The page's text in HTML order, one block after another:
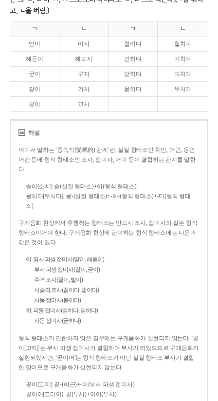
고, ㄴ을 버림.)
ㄱ ㄴ ㄱ ㄴ
맏이 마지 핥이다 할치다
해돋이 해도지 걷히다 거치다
굳이 구지 닫히다 다치다
같이 가치 묻히다 무치다
끝이 끄치
해설
여기서 말하는 ‘종속적(從屬的) 관계’란, 실질 형태소인 체언, 어근, 용언
어간 등에 형식 형태소인 조사, 접미사, 어미 등이 결합하는 관계를 말한
다.
솥이[소치]: 솥(실질 형태소)+이(형식 형태소)
묻히다[무치다]: 묻­-(실질 형태소)+­-히­-(형식 형태소)+-다(형식 형태
소)
구개음화 현상에서 후행하는 형태소는 반드시 조사, 접미사와 같은 형식
형태소이어야 한다. 구개음화 현상에 관여하는 형식 형태소에는 다음과
같은 것이 있다.
이: 명사 파생 접미사(맏이, 해돋이)
부사 파생 접미사(같이, 굳이)
주격 조사(끝이, 밭이)
서술격 조사(끝이다, 밭이다)
사동 접미사(붙이다)
히: 피동 접미사(걷히다, 닫히다)
사동 접미사(굳히다)
형식 형태소가 결합하지 않은 경우에는 구개음화가 실현되지 않는다. ‘곧
이[고지]’는 부사 파생 접미사가 결합하여 부사가 되었으므로 구개음화가
실현되었지만, ‘곧이어’는 형식 형태소가 아닌 실질 형태소 부사가 결합
한 말이므로 구개음화가 실현되지 않는다.
곧이[고지]: 곧-­(어근)+­-이(부사 파생 접미사)
곧이어[고디어]: 곧(부사)+이어(부사)